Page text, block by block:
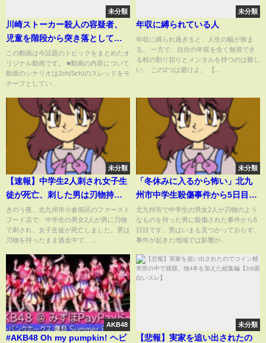
未分類
川崎ストーカー殺人の容疑者、
児童を階段から突き落としてい
た【2chまとめ】【2chスレ】
【5chスレ】
この動画は今話題のトピックをまとめたオ
リジナル動画です。 ■動画の内容について
動画のシナリオは2ch(5ch)のスレッドをモ
チーフとしてい...
未分類
年収に縛られている人
年収に縛られ過ぎると、人生の幅が狭ま
る。 一方で、自分の年収を全く無視でき
る程の割り切りとメンタルを持つのは難し
い。 この2つは避けよ。 【...
未分類
【速報】中学生2人刺され女子生
徒が死亡、刺した男は刃物持っ
たまま逃走中 北九州市｜
TBS NEWS DIG
きのう夜、北九州市小倉南区のファースト
フード店で、中学生の男女2人が男に刃物
で刺され、女子生徒が死亡しました。男は
刃物を持ったまま逃走中で、...
未分類
「冬休みに入るから怖い」北九
州市中学生殺傷事件から5日目
刺した男はいまも逃走中｜
TBS NEWS DIG
北九州市で中学生の男女2人が刃物のよう
なものを持った男に殺傷された事件から5
日目です。男はいまも見つかっておらず、
事件が起きた地域では影響が...
AKB48
#AKB48 Oh my pumpkin! ヘビ
未分類
【悲報】実家を追い出されたの